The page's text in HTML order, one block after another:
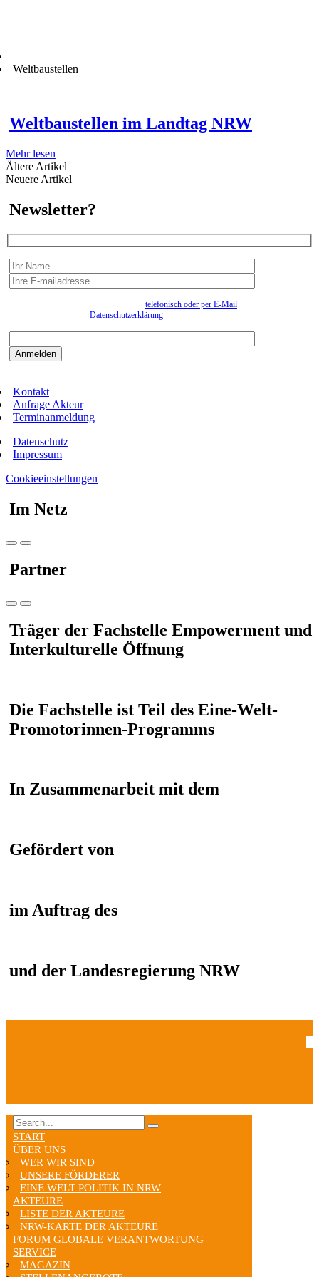
Weltbaustellen
Weltbaustellen im Landtag NRW
Mehr lesen
Ältere Artikel
Neuere Artikel
Newsletter?
telefonisch oder per E-Mail
Datenschutzerklärung
Kontakt
Anfrage Akteur
Terminanmeldung
Datenschutz
Impressum
Cookieeinstellungen
Im Netz
Partner
Träger der Fachstelle Empowerment und
Interkulturelle Öffnung
Die Fachstelle ist Teil des Eine-Welt-
Promotorinnen-Programms
In Zusammenarbeit mit dem
Gefördert von
im Auftrag des
und der Landesregierung NRW
START
ÜBER UNS
WER WIR SIND
UNSERE FÖRDERER
EINE WELT POLITIK IN NRW
AKTEURE
LISTE DER AKTEURE
NRW-KARTE DER AKTEURE
FORUM GLOBALE VERANTWORTUNG
SERVICE
MAGAZIN